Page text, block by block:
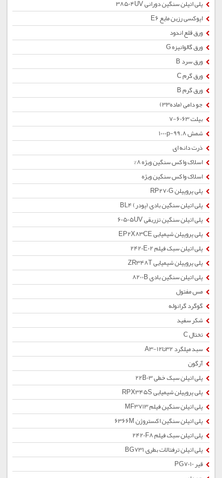
پلی اتیلن سنگین دورانی 38504UV
اپوکسی رزین مایع E6
ورق قلع اندود
ورق گالوانیزه G
ورق سرد B
ورق گرم C
ورق گرم B
جو دامی (ماده33)
بیلت 6063-7
شمش 1000p-99.8
ذرت دانه ای
اسلاک واکس سنگین ویژه 8%
اسلاک واکس سنگین ویژه
پلی پروپیلن RP270G
پلی اتیلن سنگین بادی (پودر) BL4
پلی اتیلن سنگین تزریقی 60505UV
پلی پروپیلن شیمیایی EP2X83CE
پلی اتیلن سبک فیلم 2420E02
پلی پروپیلن شیمیایی ZR348T
پلی اتیلن سنگین بادی 8200B
مس مفتول
گوگرد گرانوله
شکر سفید
تختال C
سبد میلگرد 32تا12-A3
آرگون
پلی اتیلن سبک خطی 22B03
پلی پروپیلن شیمیایی RPX345S
پلی اتیلن سنگین فیلم MF3713
پلی اتیلن سنگین اکستروژن 6366M
پلی اتیلن سبک فیلم 2420F8
پلی اتیلن ترفتالات بطری BG731
قیر PG7010